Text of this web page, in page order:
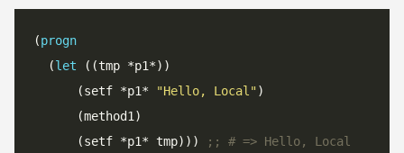
(progn
  (
let ((tmp *p1*))
      (setf *p1*
"Hello, Local")
      (method1)
      (setf *p1* tmp)))
;; # => Hello, Local